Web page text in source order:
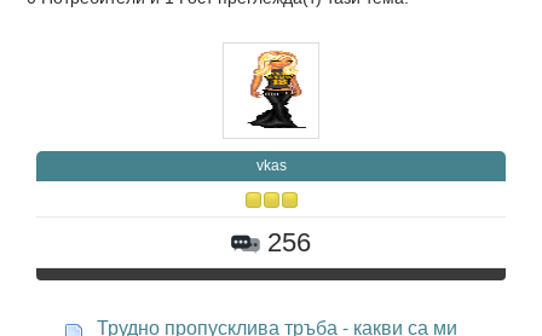
vkas
256
Трудно пропусклива тръба - какви са ми